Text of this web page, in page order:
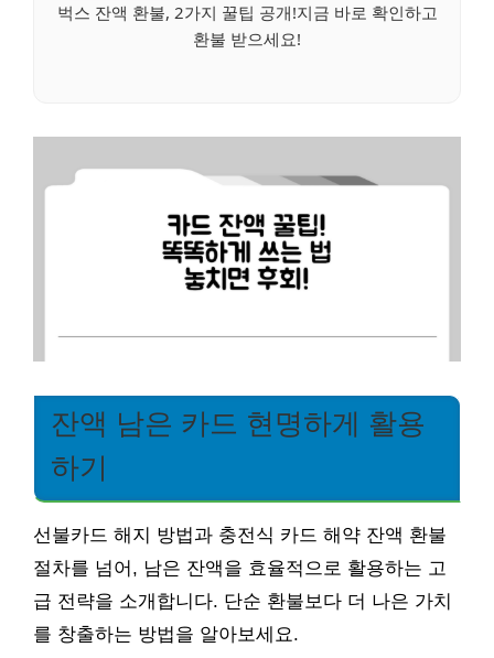
벅스 잔액 환불, 2가지 꿀팁 공개!지금 바로 확인하고
환불 받으세요!
잔액 남은 카드 현명하게 활용
하기
선불카드 해지 방법과 충전식 카드 해약 잔액 환불
절차를 넘어, 남은 잔액을 효율적으로 활용하는 고
급 전략을 소개합니다. 단순 환불보다 더 나은 가치
를 창출하는 방법을 알아보세요.